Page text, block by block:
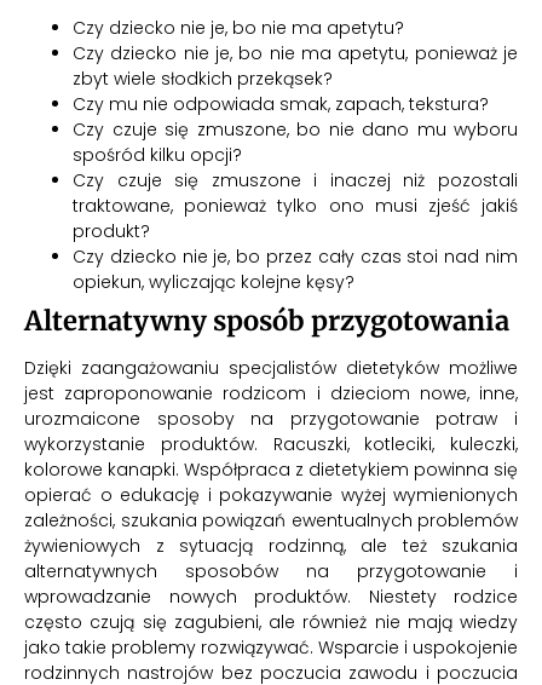
Czy dziecko nie je, bo nie ma apetytu?
Czy dziecko nie je, bo nie ma apetytu, ponieważ je
zbyt wiele słodkich przekąsek?
Czy mu nie odpowiada smak, zapach, tekstura?
Czy czuje się zmuszone, bo nie dano mu wyboru
spośród kilku opcji?
Czy czuje się zmuszone i inaczej niż pozostali
traktowane, ponieważ tylko ono musi zjeść jakiś
produkt?
Czy dziecko nie je, bo przez cały czas stoi nad nim
opiekun, wyliczając kolejne kęsy?
Alternatywny sposób przygotowania
Dzięki zaangażowaniu specjalistów dietetyków możliwe
jest zaproponowanie rodzicom i dzieciom nowe, inne,
urozmaicone sposoby na przygotowanie potraw i
wykorzystanie produktów. Racuszki, kotleciki, kuleczki,
kolorowe kanapki. Współpraca z dietetykiem powinna się
opierać o edukację i pokazywanie wyżej wymienionych
zależności, szukania powiązań ewentualnych problemów
żywieniowych z sytuacją rodzinną, ale też szukania
alternatywnych sposobów na przygotowanie i
wprowadzanie nowych produktów. Niestety rodzice
często czują się zagubieni, ale również nie mają wiedzy
jako takie problemy rozwiązywać. Wsparcie i uspokojenie
rodzinnych nastrojów bez poczucia zawodu i poczucia